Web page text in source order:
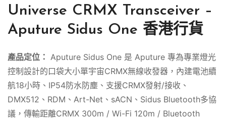
Universe CRMX Transceiver –
Aputure Sidus One 香港行貨
產品定位： Aputure Sidus One 是 Aputure 專為專業燈光
控制設計的口袋大小單宇宙CRMX無線收發器，內建電池續
航18小時、IP54防水防塵、支援CRMX發射/接收、
DMX512、RDM、Art-Net、sACN、Sidus Bluetooth多協
議，傳輸距離CRMX 300m / Wi-Fi 120m / Bluetooth